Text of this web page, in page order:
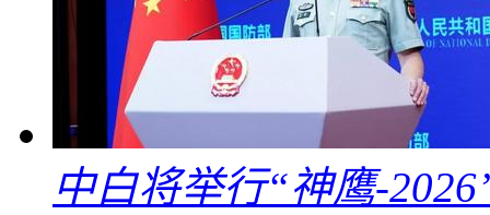
中白将举行“神鹰-